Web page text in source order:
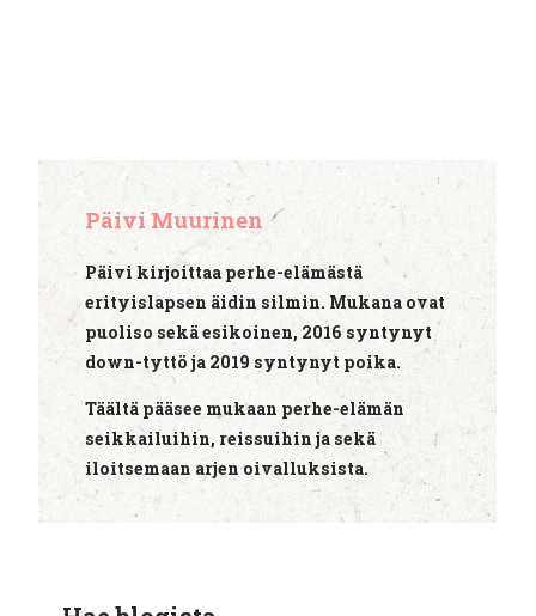
Päivi Muurinen
Päivi kirjoittaa perhe-elämästä
erityislapsen äidin silmin. Mukana ovat
puoliso sekä esikoinen, 2016 syntynyt
down-tyttö ja 2019 syntynyt poika.
Täältä pääsee mukaan perhe-elämän
seikkailuihin, reissuihin ja sekä
iloitsemaan arjen oivalluksista.